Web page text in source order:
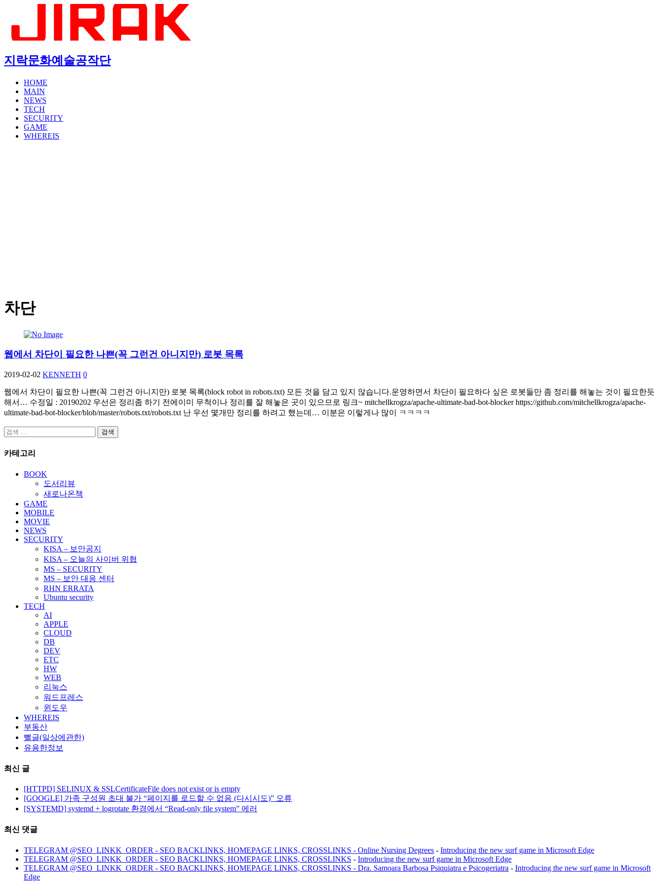
지락문화예술공작단
HOME
MAIN
NEWS
TECH
SECURITY
GAME
WHEREIS
차단
웹에서 차단이 필요한 나쁜(꼭 그런건 아니지만) 로봇 목록
2019-02-02 KENNETH 0
웹에서 차단이 필요한 나쁜(꼭 그런건 아니지만) 로봇 목록(block robot in robots.txt) 모든 것을 담고 있지 않습니다.운영하면서 차단이 필요하다 싶은 로봇들만 좀 정리를 해놓는 것이 필요한듯
해서… 수정일 : 20190202 우선은 정리좀 하기 전에이미 무척이나 정리를 잘 해놓은 곳이 있으므로 링크~ mitchellkrogza/apache-ultimate-bad-bot-blocker https://github.com/mitchellkrogza/apache-
ultimate-bad-bot-blocker/blob/master/robots.txt/robots.txt 난 우선 몇개만 정리를 하려고 했는데… 이분은 이렇게나 많이 ㅋㅋㅋㅋ
검
카테고리
BOOK
도서리뷰
새로나온책
GAME
MOBILE
MOVIE
NEWS
SECURITY
KISA – 보안공지
KISA – 오늘의 사이버 위협
MS – SECURITY
MS – 보안 대응 센터
RHN ERRATA
Ubuntu security
TECH
AI
APPLE
CLOUD
DB
DEV
ETC
HW
WEB
리눅스
워드프레스
윈도우
WHEREIS
부동산
뻘글(일상에관한)
유용한정보
최신 글
[HTTPD] SELINUX & SSLCertificateFile does not exist or is empty
[GOOGLE] 가족 구성원 초대 불가 “페이지를 로드할 수 없음 (다시시도)” 오류
[SYSTEMD] systemd + logrotate 환경에서 “Read-only file system” 에러
최신 댓글
TELEGRAM @SEO_LINKK_ORDER - SEO BACKLINKS, HOMEPAGE LINKS, CROSSLINKS - Online Nursing Degrees - Introducing the new surf game in Microsoft Edge
TELEGRAM @SEO_LINKK_ORDER - SEO BACKLINKS, HOMEPAGE LINKS, CROSSLINKS - Introducing the new surf game in Microsoft Edge
TELEGRAM @SEO_LINKK_ORDER - SEO BACKLINKS, HOMEPAGE LINKS, CROSSLINKS - Dra. Samoara Barbosa Psiquiatra e Psicogeriatra - Introducing the new surf game in Microsoft
Edge